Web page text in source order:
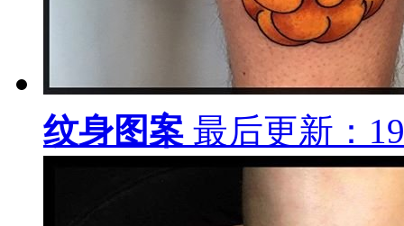
纹身图案 最后更新：